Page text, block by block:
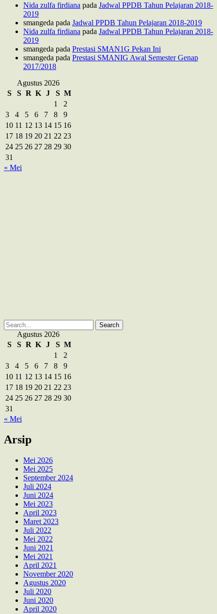
Nida zulfa firdiana pada Jadwal PPDB Tahun Pelajaran 2018-
2019
smangeda pada Jadwal PPDB Tahun Pelajaran 2018-2019
Nida zulfa firdiana pada Jadwal PPDB Tahun Pelajaran 2018-
2019
smangeda pada Prestasi SMAN1G Pekan Ini
smangeda pada Prestasi SMANIG Awal Semester Genap
2017/2018
Agustus 2026
S
S R K J S M
1
2
3
4 5 6 7 8
9
10 11 12 13 14 15 16
17 18 19 20 21 22 23
24 25 26 27 28 29 30
31
« Mei
Search
for: Agustus 2026
S
S R K J S M
1
2
3
4 5 6 7 8
9
10 11 12 13 14 15 16
17 18 19 20 21 22 23
24 25 26 27 28 29 30
31
« Mei
Arsip
Mei 2026
Mei 2025
September 2024
Juli 2024
Juni 2024
Mei 2023
April 2023
Maret 2023
Juli 2022
Mei 2022
Juni 2021
Mei 2021
April 2021
November 2020
Agustus 2020
Juli 2020
Juni 2020
April 2020